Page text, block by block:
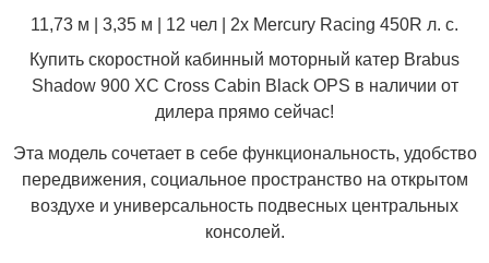
11,73 м | 3,35 м | 12 чел | 2x Mercury Racing 450R л. с.
Купить скоростной кабинный моторный катер Brabus
Shadow 900 XC Cross Cabin Black OPS в наличии от
дилера прямо сейчас!
Эта модель сочетает в себе функциональность, удобство
передвижения, социальное пространство на открытом
воздухе и универсальность подвесных центральных
консолей.